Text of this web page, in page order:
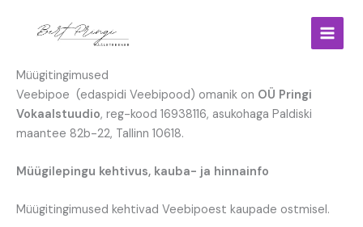
Müügitingimused
Veebipoe (edaspidi Veebipood) omanik on OÜ Pringi
Vokaalstuudio, reg-kood 16938116, asukohaga Paldiski
maantee 82b-22, Tallinn 10618.
Müügilepingu kehtivus, kauba- ja hinnainfo
Müügitingimused kehtivad Veebipoest kaupade ostmisel.